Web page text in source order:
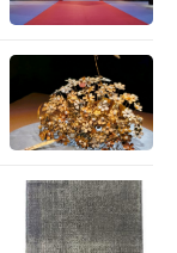
红楼梦》以
之家的行乐
要节令的描
主角，置身
恒的秋月或
。